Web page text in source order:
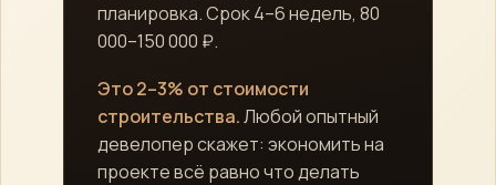
планировка. Срок 4–6 недель, 80
000–150 000 ₽.
Это 2–3% от стоимости
строительства.Любой опытный
девелопер скажет: экономить на
проекте всё равно что делать